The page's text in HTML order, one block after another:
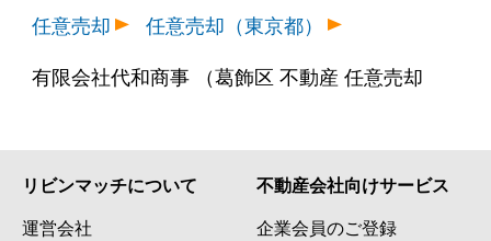
任意売却
任意売却（東京都）
有限会社代和商事 （葛飾区 不動産 任意売却
リビンマッチについて
運営会社
不動産会社向けサービス
企業会員のご登録